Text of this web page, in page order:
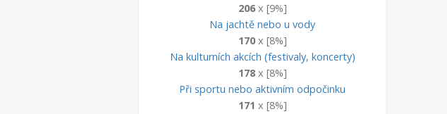
206x [9%]
Na jachtě nebo u vody
170x [8%]
Na kulturních akcích (festivaly, koncerty)
178x [8%]
Při sportu nebo aktivním odpočinku
171 x [8%]